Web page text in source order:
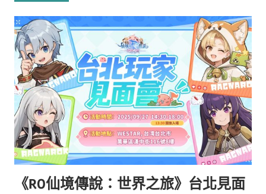
《RO仙境傳說：世界之旅》台北見面